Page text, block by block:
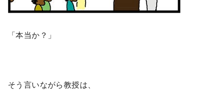
「本当か？」
そう言いながら教授は、